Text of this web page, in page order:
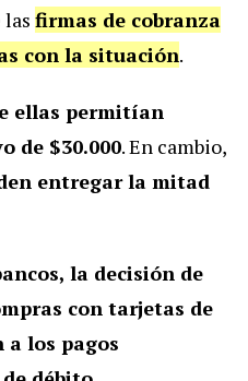
las firmas de cobranza
con la situación.
ellas permitían
de $30.000. En cambio,
entregar la mitad
la decisión de
con tarjetas de
los pagos